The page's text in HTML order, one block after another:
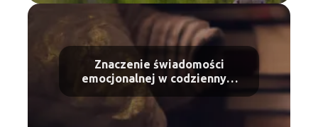
Znaczenie świadomości
emocjonalnej w codziennym